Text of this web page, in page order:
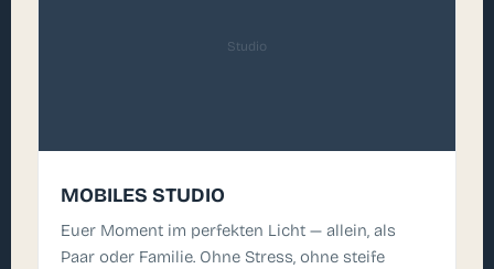
Studio
MOBILES STUDIO
Euer Moment im perfekten Licht — allein, als
Paar oder Familie. Ohne Stress, ohne steife